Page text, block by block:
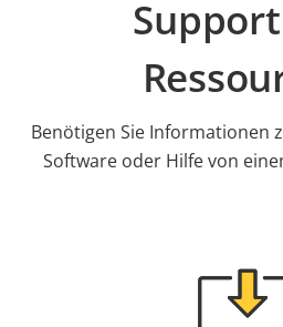
Benötigen Sie Informationen
Software oder Hilfe von